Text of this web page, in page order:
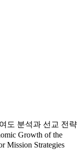
도 분석과 선교 전략
Growth of the
Mission Strategies